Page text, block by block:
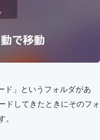
ド」というフォルダがあ
ドしてきたときにそのフォ
。